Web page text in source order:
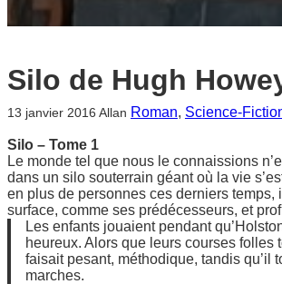
Silo de Hugh
13 janvier 2016 Allan Roman, Science-
Silo – Tome 1
Le monde tel que nous le connaissions
dans un silo souterrain géant où la vie
en plus de personnes ces derniers
surface, comme ses prédécesseurs, et
Les enfants jouaient pendant
heureux. Alors que leurs courses
faisait pesant, méthodique, tandis qu’il
marches.